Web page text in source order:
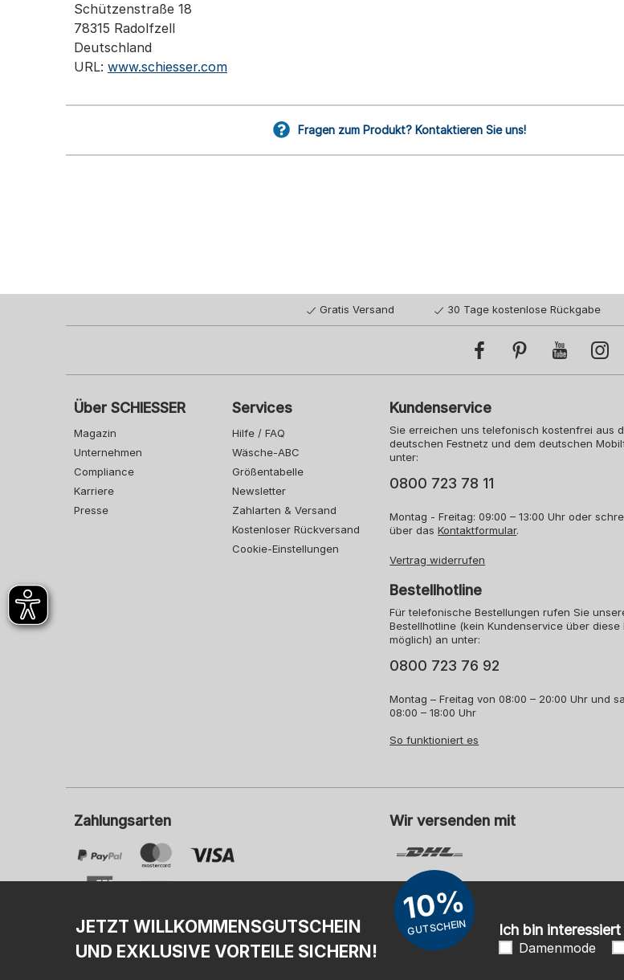
Schützenstraße 18
78315 Radolfzell
Deutschland
URL: www.schiesser.com
Fragen zum Produkt? Kontaktieren Sie uns!
Gratis Versand 30 Tage kostenlose Rückgabe
Über SCHIESSER
Magazin
Unternehmen
Compliance
Karriere
Presse
Services
Hilfe / FAQ
Wäsche-ABC
Größentabelle
Newsletter
Zahlarten & Versand
Kostenloser Rückversand
Cookie-Einstellungen
Kundenservice
Sie erreichen uns telefonisch kostenfrei aus
deutschen Festnetz und dem deutschen
unter:
0800 723 78 11
Montag - Freitag: 09:00 – 13:00 Uhr oder
über dasKontaktformular.
Vertrag widerrufen
Bestellhotline
Für telefonische Bestellungen rufen Sie
Bestellhotline (kein Kundenservice über diese
möglich) an unter:
0800 723 76 92
Montag – Freitag von 08:00 – 20:00 Uhr und
08:00 – 18:00 Uhr
So funktioniert es
Zahlungsarten Wir versenden mit
JETZT WILLKOMMENSGUTSCHEIN
UND EXKLUSIVE VORTEILE SICHERN!
10%
GUTSCHEIN Ich bin interessiert
Damenmode